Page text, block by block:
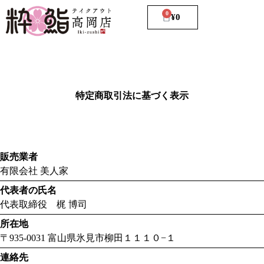
¥0
0
特定商取引法に基づく表示
販売業者
有限会社 美人家
代表者の氏名
代表取締役 梶 博司
所在地
〒935-0031 富山県氷見市柳田１１１０−１
連絡先